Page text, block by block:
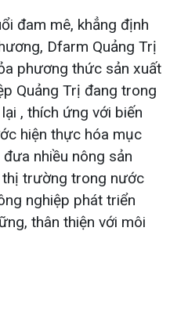
đam mê, khẳng định
Dfarm Quảng Trị
phương thức sản xuất
Quảng Trị đang trong
, thích ứng với biến
hiện thực hóa mục
nhiều nông sản
thị trường trong nước
nghiệp phát triển
thân thiện với môi